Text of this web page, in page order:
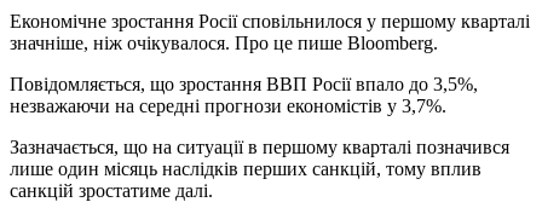
Економічне зростання Росії сповільнилося у першому кварталі
значніше, ніж очікувалося. Про це пише Bloomberg.
Повідомляється, що зростання ВВП Росії впало до 3,5%,
незважаючи на середні прогнози економістів у 3,7%.
Зазначається, що на ситуації в першому кварталі позначився
лише один місяць наслідків перших санкцій, тому вплив
санкцій зростатиме далі.